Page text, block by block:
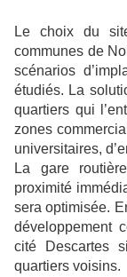
Le choix du
communes de
scénarios
étudiés. La
quartiers qui
zones
universitaires,
La gare
proximité
sera optimisée.
développement
cité Descartes
quartiers voisins.